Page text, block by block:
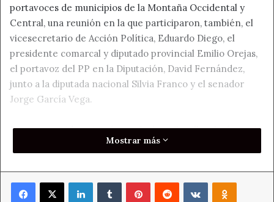
portavoces de municipios de la Montaña Occidental y
Central, una reunión en la que participaron, también, el
vicesecretario de Acción Política, Eduardo Diego, el
presidente comarcal y diputado provincial Emilio Orejas,
el portavoz del PP en la Diputación, David Fernández,
junto a la diputada nacional Silvia Franco y el senador
Jorge García Vega.
En este sentido, reiteró que “León y Castilla y León están
en la lista de los olvidados por el Gobierno central”, algo
proyectos “que siguen pendientes” pese a que “nunca se
había recaudado tanto ni se había dispuesto de tantos
Mostrar más
Facebook
X LinkedInTumblrPinterestReddit VKontakte